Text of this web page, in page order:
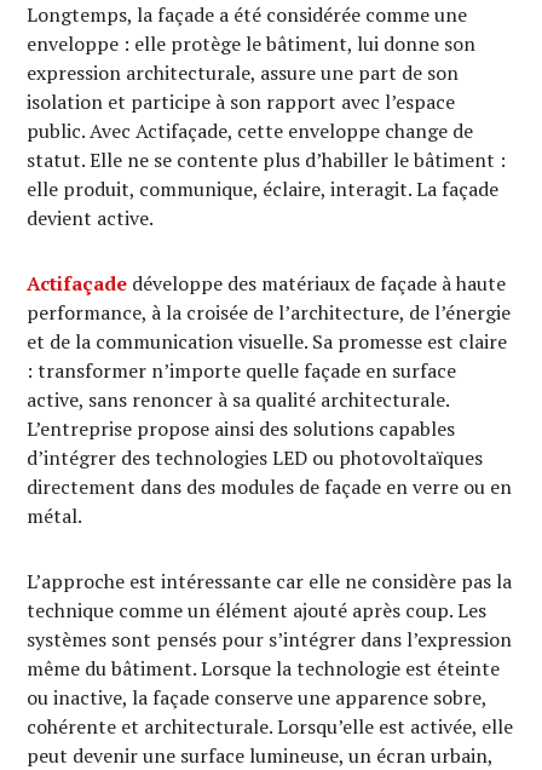
Longtemps, la façade a été considérée comme une
enveloppe : elle protège le bâtiment, lui donne son
expression architecturale, assure une part de son
isolation et participe à son rapport avec l’espace
public. Avec Actifaçade, cette enveloppe change de
statut. Elle ne se contente plus d’habiller le bâtiment :
elle produit, communique, éclaire, interagit. La façade
devient active.
Actifaçade développe des matériaux de façade à haute
performance, à la croisée de l’architecture, de l’énergie
et de la communication visuelle. Sa promesse est claire
: transformer n’importe quelle façade en surface
active, sans renoncer à sa qualité architecturale.
L’entreprise propose ainsi des solutions capables
d’intégrer des technologies LED ou photovoltaïques
directement dans des modules de façade en verre ou en
métal.
L’approche est intéressante car elle ne considère pas la
technique comme un élément ajouté après coup. Les
systèmes sont pensés pour s’intégrer dans l’expression
même du bâtiment. Lorsque la technologie est éteinte
ou inactive, la façade conserve une apparence sobre,
cohérente et architecturale. Lorsqu’elle est activée, elle
peut devenir une surface lumineuse, un écran urbain,